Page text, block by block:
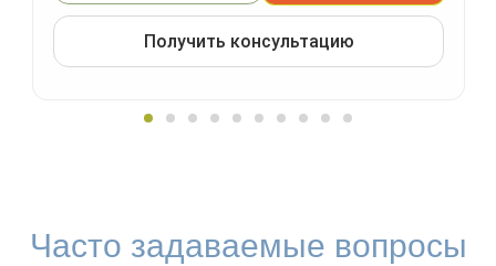
Получить консультацию
Часто задаваемые вопросы